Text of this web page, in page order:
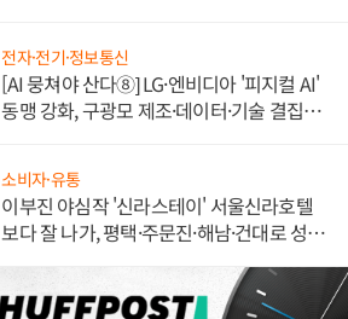
전자·전기·정보통신
[AI 뭉쳐야 산다⑧] LG·엔비디아 '피지컬 AI'
동맹 강화, 구광모 제조·데이터·기술 결집
소비자·유통
이부진 야심작 '신라스테이' 서울신라호텔
보다 잘 나가, 평택·주문진·해남·건대로 성